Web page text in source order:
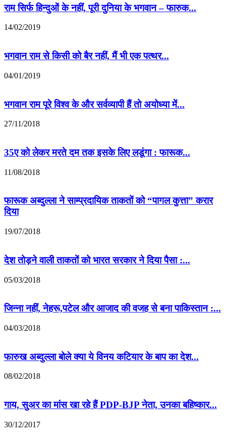
राम सिर्फ हिन्दुओं के नहीं, पूरी दुनिया के भगवान – फारुक...
14/02/2019
भगवान राम से किसी को बैर नहीं, मैं भी एक पत्थर...
04/01/2019
भगवान राम पूरे विश्व के और सर्वव्यापी हैं तो अयोध्या में...
27/11/2018
35ए को लेकर मरते दम तक इसके लिए लडूंगा : फारूक...
11/08/2018
फारूक अब्दुल्ला ने साम्प्रदायिक ताकतों को “पागल कुत्ता” करार
दिया
19/07/2018
देश तोड़ने वाली ताकतों को भारत सरकार ने दिया पैसा :...
05/03/2018
जिन्ना नहीं, नेहरू,पटेल और आजाद की वजह से बना पाकिस्तान :...
04/03/2018
फारुख अब्दुल्ला बोले क्या ये विनय कटियार के बाप का देश...
08/02/2018
गाय, सुअर का मांस खा रहे हैं PDP-BJP नेता, उनका बहिष्कार...
30/12/2017